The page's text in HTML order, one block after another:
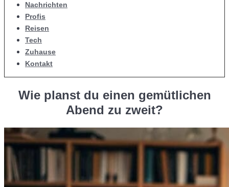
Nachrichten
Profis
Reisen
Tech
Zuhause
Kontakt
Wie planst du einen gemütlichen
Abend zu zweit?